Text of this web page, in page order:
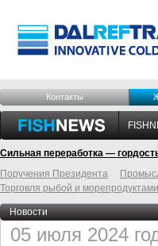
Контакты
Сильная переработка —
Поручения Президента
Торговля рыбой и морепродуктами
Новости
05 июля 2024